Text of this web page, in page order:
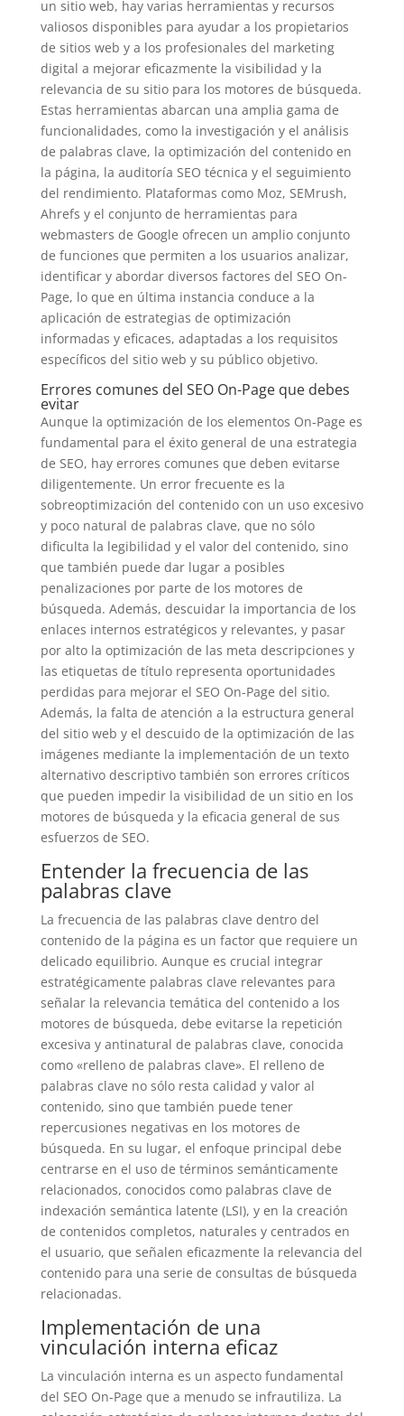
un sitio web, hay varias herramientas y recursos
valiosos disponibles para ayudar a los propietarios
de sitios web y a los profesionales del marketing
digital a mejorar eficazmente la visibilidad y la
relevancia de su sitio para los motores de búsqueda.
Estas herramientas abarcan una amplia gama de
funcionalidades, como la investigación y el análisis
de palabras clave, la optimización del contenido en
la página, la auditoría SEO técnica y el seguimiento
del rendimiento. Plataformas como Moz, SEMrush,
Ahrefs y el conjunto de herramientas para
webmasters de Google ofrecen un amplio conjunto
de funciones que permiten a los usuarios analizar,
identificar y abordar diversos factores del SEO On-
Page, lo que en última instancia conduce a la
aplicación de estrategias de optimización
informadas y eficaces, adaptadas a los requisitos
específicos del sitio web y su público objetivo.
Errores comunes del SEO On-Page que debes
evitar
Aunque la optimización de los elementos On-Page es
fundamental para el éxito general de una estrategia
de SEO, hay errores comunes que deben evitarse
diligentemente. Un error frecuente es la
sobreoptimización del contenido con un uso excesivo
y poco natural de palabras clave, que no sólo
dificulta la legibilidad y el valor del contenido, sino
que también puede dar lugar a posibles
penalizaciones por parte de los motores de
búsqueda. Además, descuidar la importancia de los
enlaces internos estratégicos y relevantes, y pasar
por alto la optimización de las meta descripciones y
las etiquetas de título representa oportunidades
perdidas para mejorar el SEO On-Page del sitio.
Además, la falta de atención a la estructura general
del sitio web y el descuido de la optimización de las
imágenes mediante la implementación de un texto
alternativo descriptivo también son errores críticos
que pueden impedir la visibilidad de un sitio en los
motores de búsqueda y la eficacia general de sus
esfuerzos de SEO.
Entender la frecuencia de las
palabras clave
La frecuencia de las palabras clave dentro del
contenido de la página es un factor que requiere un
delicado equilibrio. Aunque es crucial integrar
estratégicamente palabras clave relevantes para
señalar la relevancia temática del contenido a los
motores de búsqueda, debe evitarse la repetición
excesiva y antinatural de palabras clave, conocida
como «relleno de palabras clave». El relleno de
palabras clave no sólo resta calidad y valor al
contenido, sino que también puede tener
repercusiones negativas en los motores de
búsqueda. En su lugar, el enfoque principal debe
centrarse en el uso de términos semánticamente
relacionados, conocidos como palabras clave de
indexación semántica latente (LSI), y en la creación
de contenidos completos, naturales y centrados en
el usuario, que señalen eficazmente la relevancia del
contenido para una serie de consultas de búsqueda
relacionadas.
Implementación de una
vinculación interna eficaz
La vinculación interna es un aspecto fundamental
del SEO On-Page que a menudo se infrautiliza. La